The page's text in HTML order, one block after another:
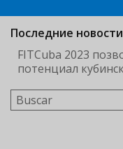
Последние новости
FITCuba 2023
потенциал
Buscar